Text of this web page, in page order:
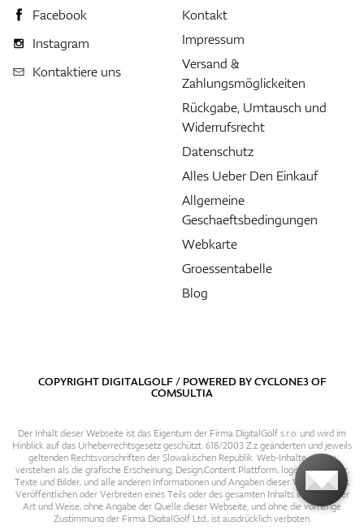
Facebook
Instagram
Kontaktiere uns
Kontakt
Impressum
Versand &
Zahlungsmöglickeiten
Rückgabe, Umtausch und
Widerrufsrecht
Datenschutz
Alles Ueber Den Einkauf
Allgemeine
Geschaeftsbedingungen
Webkarte
Groessentabelle
Blog
COPYRIGHT DIGITALGOLF / POWERED BYCYCLONE3OF
COMSULTIA
Der Inhalt dieser Webseite ist das Eigentum der Firma DigitalGolf s.r.o. und wird im
Hinblick auf das Urheberrechtsgesetz geschützt. 618/2003 Z.z geänderten und jeweils
geltenden Rechtsvorschriften der Slowakischen Republik. Web-Inhalte sind zu
verstehen als die grafische Erscheinung, Design,Content Plattform, logische Struktur,
Texte und Bilder, und alle anderen Informationen und Angaben dieser Webseite. Das
Veröffentlichen oder Verbreiten eines Teils oder des gesamten Inhalts in irgendeiner
Art und Weise, ohne Angabe der Quelle dieser Webseite, und ohne die vorherige
Zustimmung der Firma DigitalGolf Ltd., ist ausdrücklich verboten.